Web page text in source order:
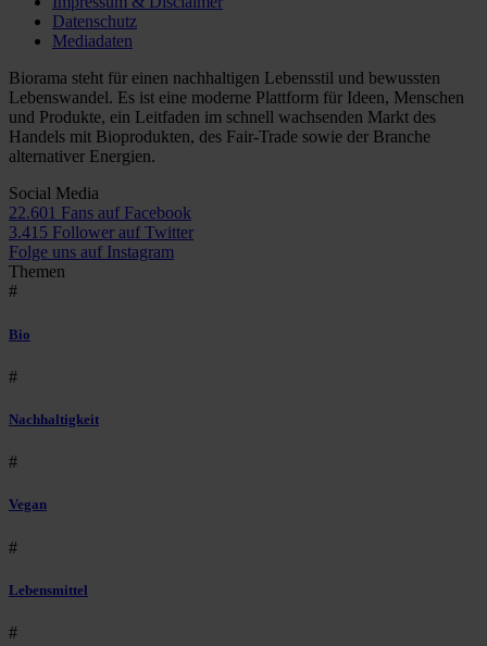
Datenschutz
Mediadaten
Biorama steht für einen nachhaltigen Lebensstil und bewussten
Lebenswandel. Es ist eine moderne Plattform für Ideen, Menschen
und Produkte, ein Leitfaden im schnell wachsenden Markt des
Handels mit Bioprodukten, des Fair-Trade sowie der Branche
alternativer Energien.
Social Media
22.601 Fans auf Facebook
3.415 Follower auf Twitter
Folge uns auf Instagram
Themen
#
Bio
#
Nachhaltigkeit
#
Vegan
#
Lebensmittel
#